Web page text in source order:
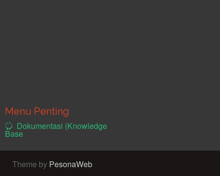
Menu Penting
Dokumentasi (Knowledge
Base
Theme by PesonaWeb